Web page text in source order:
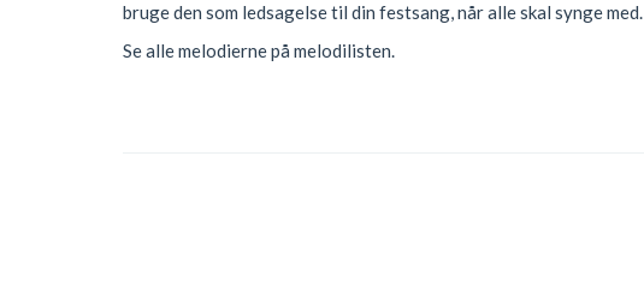
bruge den som ledsagelse til din festsang, når alle skal synge med.
Se alle melodierne på melodilisten.